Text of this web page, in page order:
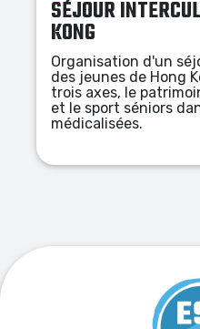
LES COLONIES
À la découverte du
Villeneuve en Scène,
découvriront les
centre ville, les
rencontre des
participeront aux
d'une petite